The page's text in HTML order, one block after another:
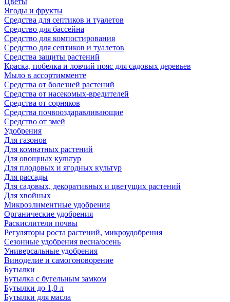
Ягоды и фрукты
Средства для септиков и туалетов
Средство для бассейна
Средство для компостирования
Средство для септиков и туалетов
Средства защиты растений
Краска, побелка и ловчий пояс для садовых деревьев
Мыло в ассортимменте
Средства от болезней растений
Средства от насекомых-вредителей
Средства от сорняков
Средства почвооздаравливающие
Средство от змей
Удобрения
Для газонов
Для комнатных растений
Для овощных культур
Для плодовых и ягодных культур
Для рассады
Для садовых, декоративных и цветущих растений
Для хвойных
Микроэлиментные удобрения
Органические удобрения
Раскислители почвы
Регуляторы роста растений, микроудобрения
Сезонные удобрения весна/осень
Универсальные удобрения
Виноделие и самогоноворение
Бутылки
Бутылка с бугельным замком
Бутылки до 1,0 л
Бутылки для масла